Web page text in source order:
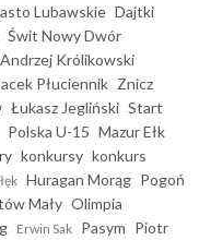
Lubawskie Dajtki
Świt Nowy Dwór
Andrzej Królikowski
Płuciennik Znicz
Łukasz Jegliński Start
Polska U-15 Mazur Ełk
konkursy konkurs
Huragan Morąg Pogoń
Mały Olimpia
Erwin Sak Pasym Piotr